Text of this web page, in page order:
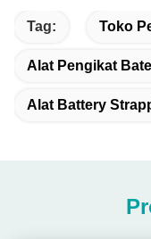
Tag: Toko
Alat Pengikat
Alat Battery